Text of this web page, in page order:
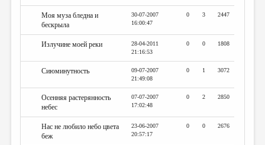
Моя муза бледна и
бескрыла
30-07-2007
16:00:47
0 3 2447
Излучине моей реки
28-04-2011
21:16:53
0 0 1808
Сиюминутность
09-07-2007
21:49:08
0 1 3072
Осенняя растерянность
небес
07-07-2007
17:02:48
0 2 2850
Нас не любило небо цвета
беж
23-06-2007
20:57:17
0 0 2676